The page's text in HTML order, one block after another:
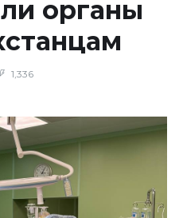
органы
1,336